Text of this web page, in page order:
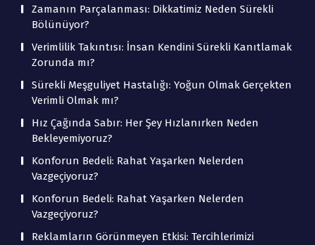
Zamanın Parçalanması: Dikkatimiz Neden Sürekli
Bölünüyor?
Verimlilik Takıntısı: İnsan Kendini Sürekli Kanıtlamak
Zorunda mı?
Sürekli Meşguliyet Hastalığı: Yoğun Olmak Gerçekten
Verimli Olmak mı?
Hız Çağında Sabır: Her Şey Hızlanırken Neden
Bekleyemiyoruz?
Konforun Bedeli: Rahat Yaşarken Nelerden
Vazgeçiyoruz?
Konforun Bedeli: Rahat Yaşarken Nelerden
Vazgeçiyoruz?
Reklamların Görünmeyen Etkisi: Tercihlerimizi